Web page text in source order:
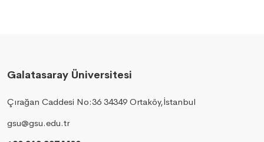
Galatasaray Üniversitesi
Çırağan Caddesi No:36 34349 Ortaköy,İstanbul
gsu@gsu.edu.tr